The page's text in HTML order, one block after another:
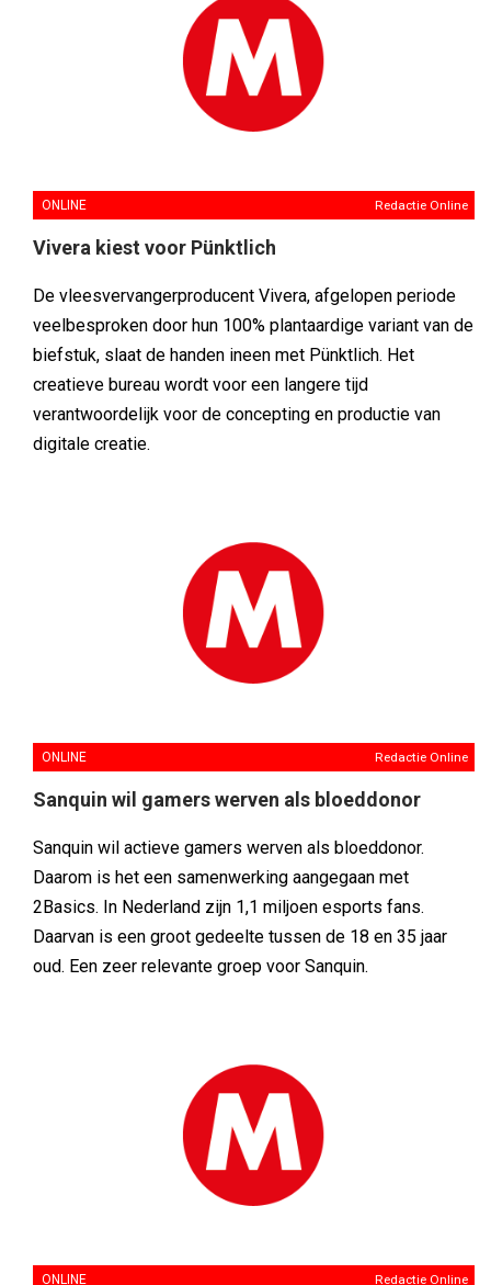
ONLINE Redactie Online
Vivera kiest voor Pünktlich
De vleesvervangerproducent Vivera, afgelopen periode
veelbesproken door hun 100% plantaardige variant van de
biefstuk, slaat de handen ineen met Pünktlich. Het
creatieve bureau wordt voor een langere tijd
verantwoordelijk voor de concepting en productie van
digitale creatie.
ONLINE Redactie Online
Sanquin wil gamers werven als bloeddonor
Sanquin wil actieve gamers werven als bloeddonor.
Daarom is het een samenwerking aangegaan met
2Basics. In Nederland zijn 1,1 miljoen esports fans.
Daarvan is een groot gedeelte tussen de 18 en 35 jaar
oud. Een zeer relevante groep voor Sanquin.
ONLINE Redactie Online